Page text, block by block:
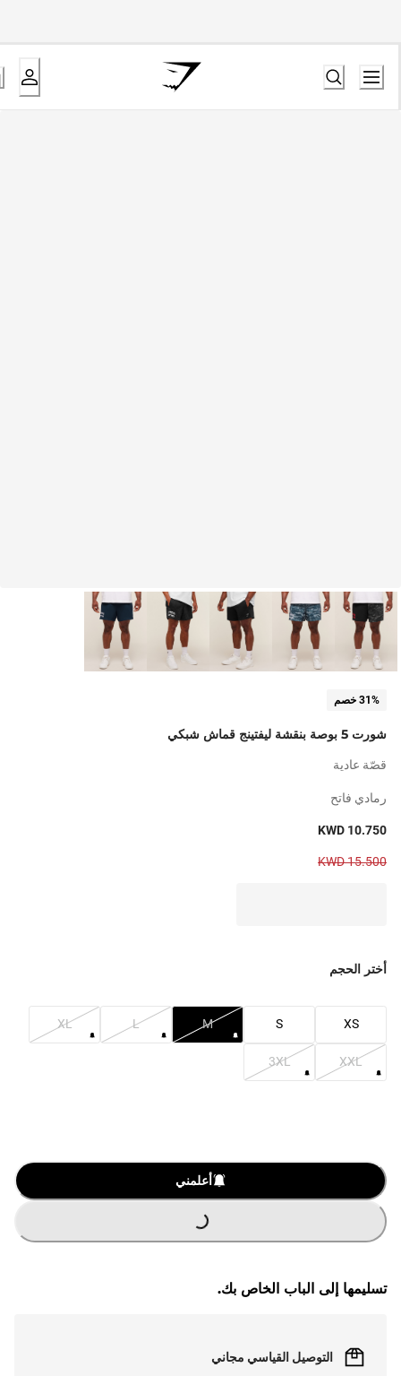
31% خصم
شورت 5 بوصة بنقشة ليفتينج قماش شبكي
قصّة عادية
رمادي فاتح
KWD 10.750
KWD 15.500
أختر الحجم
XS
S
M
L
XL
XXL
3XL
أعلمني
G
.
تسليمها إلى الباب الخاص بك.
التوصيل القياسي مجاني